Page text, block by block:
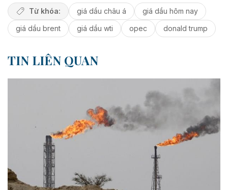
Từ khóa: giá dầu châu á
giá dầu hôm nay
giá dầu brent
giá dầu wti opec donald trump
TIN LIÊN QUAN